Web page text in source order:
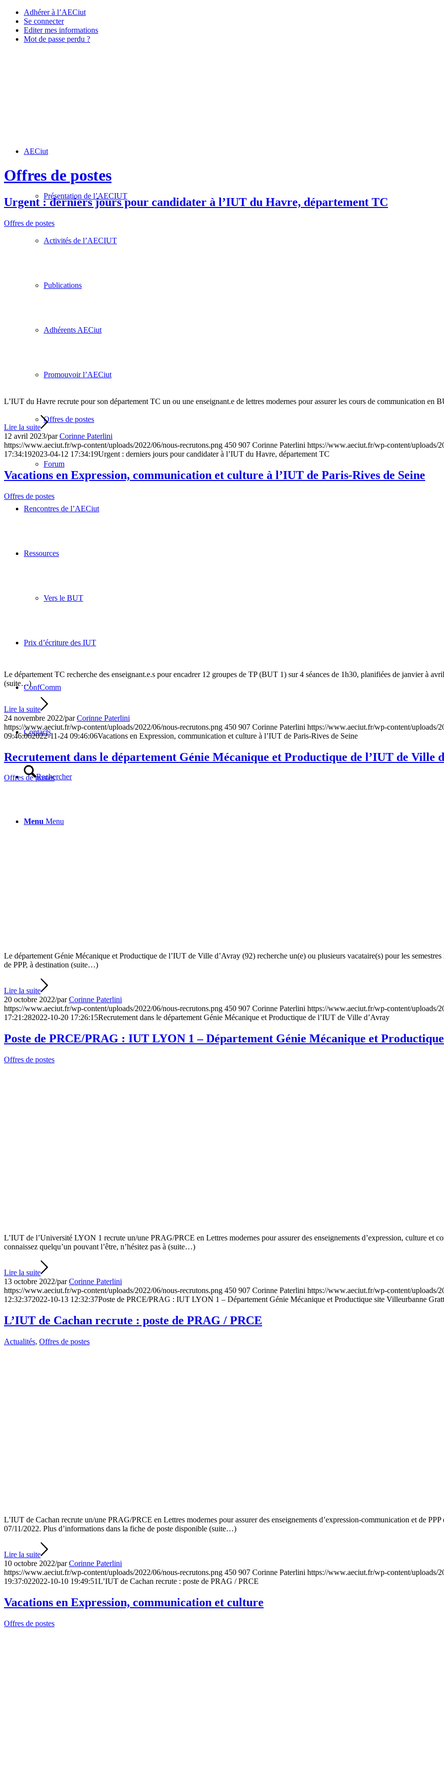
Adhérer à l’AECiut
Se connecter
Editer mes informations
Mot de passe perdu ?
AECiut
Présentation de l’AECIUT
Activités de l’AECIUT
Publications
Adhérents AECiut
Promouvoir l’AECiut
Offres de postes
Forum
Rencontres de l’AECiut
Ressources
Vers le BUT
Prix d’écriture des IUT
ConfComm
Contacts
Rechercher
Menu Menu
Offres de postes
Urgent : derniers jours pour candidater à l’IUT du Havre, département TC
Offres de postes
L’IUT du Havre recrute pour son département TC un ou une enseignant.e de lettres modernes pour assurer les cours de communication
Lire la suite
12 avril 2023/parCorinne Paterlini
https://www.aeciut.fr/wp-content/uploads/2022/06/nous-recrutons.png 450 907 Corinne Paterlini https://www.aeciut.fr/wp-content/uploads/
17:34:192023-04-12 17:34:19Urgent : derniers jours pour candidater à l’IUT du Havre, département TC
Vacations en Expression, communication et culture à l’IUT de Paris-Rives de Seine
Offres de postes
Le département TC recherche des enseignant.e.s pour encadrer 12 groupes de TP (BUT 1) sur 4 séances de 1h30, planifiées de janvier à
(suite…)
Lire la suite
24 novembre 2022/parCorinne Paterlini
https://www.aeciut.fr/wp-content/uploads/2022/06/nous-recrutons.png 450 907 Corinne Paterlini https://www.aeciut.fr/wp-content/uploads/
09:46:062022-11-24 09:46:06Vacations en Expression, communication et culture à l’IUT de Paris-Rives de Seine
Recrutement dans le département Génie Mécanique et Productique de l’IUT de Ville
Offres de postes
Le département Génie Mécanique et Productique de l’IUT de Ville d’Avray (92) recherche un(e) ou plusieurs vacataire(s) pour les
de PPP, à destination (suite…)
Lire la suite
20 octobre 2022/parCorinne Paterlini
https://www.aeciut.fr/wp-content/uploads/2022/06/nous-recrutons.png 450 907 Corinne Paterlini https://www.aeciut.fr/wp-content/uploads/
17:21:282022-10-20 17:26:15Recrutement dans le département Génie Mécanique et Productique de l’IUT de Ville d’Avray
Poste de PRCE/PRAG : IUT LYON 1 – Département Génie Mécanique et
Offres de postes
L’IUT de l’Université LYON 1 recrute un/une PRAG/PRCE en Lettres modernes pour assurer des enseignements d’expression, culture et
connaissez quelqu’un pouvant l’être, n’hésitez pas à (suite…)
Lire la suite
13 octobre 2022/parCorinne Paterlini
https://www.aeciut.fr/wp-content/uploads/2022/06/nous-recrutons.png 450 907 Corinne Paterlini https://www.aeciut.fr/wp-content/uploads/
12:32:372022-10-13 12:32:37Poste de PRCE/PRAG : IUT LYON 1 – Département Génie Mécanique et Productique site Villeurbanne
L’IUT de Cachan recrute : poste de PRAG / PRCE
Actualités, Offres de postes
L’IUT de Cachan recrute un/une PRAG/PRCE en Lettres modernes pour assurer des enseignements d’expression-communication et de
07/11/2022. Plus d’informations dans la fiche de poste disponible (suite…)
Lire la suite
10 octobre 2022/parCorinne Paterlini
https://www.aeciut.fr/wp-content/uploads/2022/06/nous-recrutons.png 450 907 Corinne Paterlini https://www.aeciut.fr/wp-content/uploads/
19:37:022022-10-10 19:49:51L’IUT de Cachan recrute : poste de PRAG / PRCE
Vacations en Expression, communication et culture
Offres de postes